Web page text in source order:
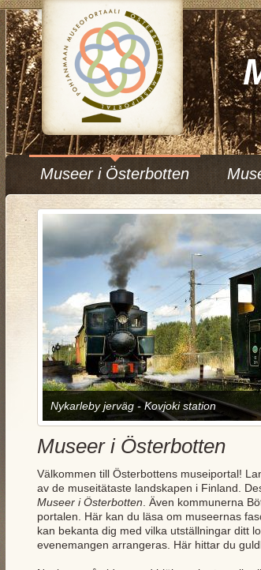
Museer i Österbotten
Nykarleby jerväg - Kovjoki station
Museer i Österbotten
Välkommen till Österbottens museiportal!
av de museitätaste landskapen i Finland.
Museer i Österbotten . Även kommunerna
portalen. Här kan du läsa om museernas
kan bekanta dig med vilka utställningar ditt
evenemangen arrangeras. Här hittar du